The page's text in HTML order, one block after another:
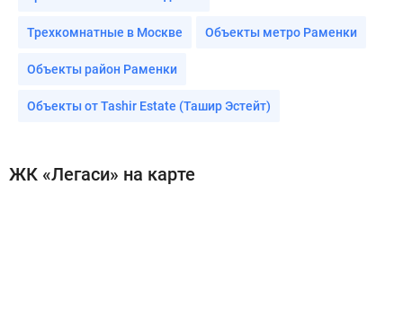
Трехкомнатные в Москве Объекты метро Раменки
Объекты район Раменки
Объекты от Tashir Estate (Ташир Эстейт)
ЖК «Легаси» на карте